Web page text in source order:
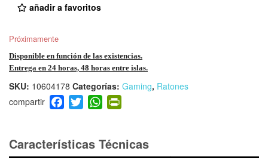
añadir a favoritos
Próximamente
Disponible en función de las existencias.
Entrega en 24 horas, 48 horas entre islas.
SKU: 10604178 Categorías: Gaming, Ratones
F
a
e
T
wi
er
W
h
s ri
Características Técnicas